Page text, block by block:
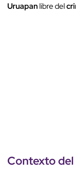
Uruapanlibre del
Contexto del